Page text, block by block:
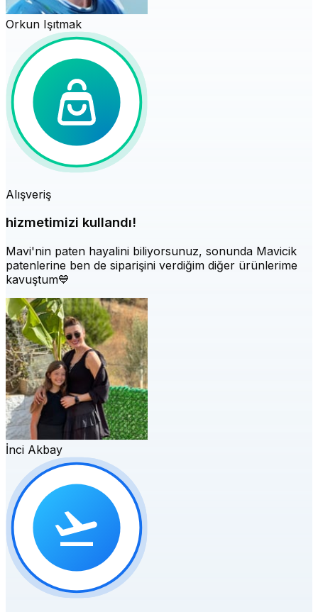
Orkun Işıtmak
Alışveriş
hizmetimizi kullandı!
Mavi'nin paten hayalini biliyorsunuz, sonunda Mavicik
patenlerine ben de siparişini verdiğim diğer ürünlerime
kavuştum💙
İnci Akbay